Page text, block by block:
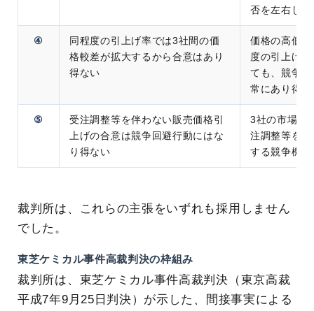
否を左右しな
④
同程度の引上げ率では3社間の価
格較差が拡大するから合意はあり
得ない
価格の高低
度の引上げ
ても、競争
常にあり得る
⑤
受注調整等を伴わない販売価格引
上げの合意は競争回避行動にはな
り得ない
3社の市場占
注調整等を
する競争機
裁判所は、これらの主張をいずれも採用しません
でした。
東芝ケミカル事件高裁判決の枠組み
裁判所は、東芝ケミカル事件高裁判決（東京高裁
平成7年9月25日判決）が示した、間接事実による